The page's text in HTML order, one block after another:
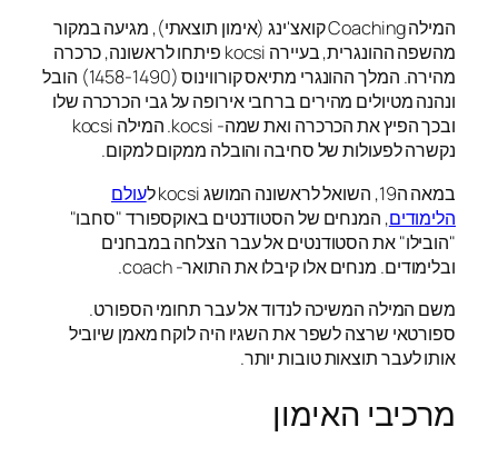
המילה Coaching קואצ'ינג (אימון תוצאתי), מגיעה במקור
מהשפה ההונגרית, בעיירה kocsi פיתחו לראשונה, כרכרה
מהירה. המלך ההונגרי מתיאס קורווינוס (1458-1490) הובל
ונהנה מטיולים מהירים ברחבי אירופה על גבי הכרכרה שלו
ובכך הפיץ את הכרכרה ואת שמה- kocsi. המילה kocsi
נקשרה לפעולות של סחיבה והובלה ממקום למקום.
במאה ה19, השואל לראשונה המושג kocsi ל
עולם
הלימודים, המנחים של הסטודנטים באוקספורד "סחבו"
"הובילו" את הסטודנטים אל עבר הצלחה במבחנים
ובלימודים. מנחים אלו קיבלו את התואר- coach.
משם המילה המשיכה לנדוד אל עבר תחומי הספורט.
ספורטאי שרצה לשפר את השגיו היה לוקח מאמן שיוביל
אותו לעבר תוצאות טובות יותר.
מרכיבי האימון